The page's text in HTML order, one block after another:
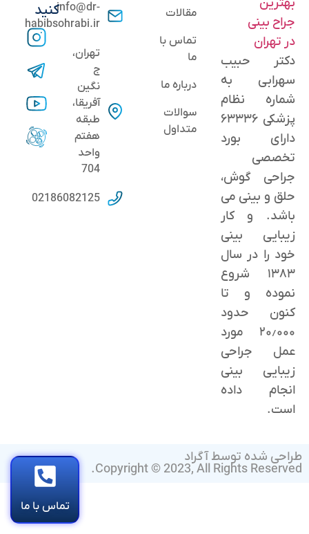
تماس با ما
دکتر حبیب
سهرابی به
شماره نظام
پزشکی ۶۳۳۳۶
دارای بورد
تخصصی
جراحی گوش،
حلق و بینی می
باشد. و کار
زیبایی بینی
خود را در سال
۱۳۸۳ شروع
نموده و تا
کنون حدود
٢۰٫۰۰۰ مورد
عمل جراحی
زیبایی بینی
انجام داده
است.
مقالات
تماس با
ما
درباره ما
سوالات
متداول
info@dr-
habibsohrabi.ir
تهران،
ج
نگین
آفریقا،
طبقه
هفتم
واحد
704
02186082125
کنید
طراحی شده توسط آگراد
Copyright © 2023, All Rights Reserved.